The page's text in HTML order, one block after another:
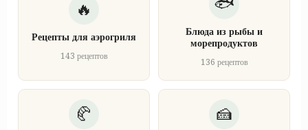
Рецепты для аэрогриля
143 рецептов
Блюда из рыбы и
морепродуктов
136 рецептов